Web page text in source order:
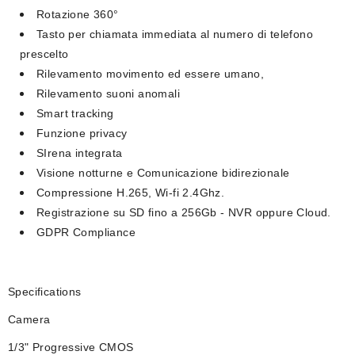
Rotazione 360°
Tasto per chiamata immediata al numero di telefono
prescelto
Rilevamento movimento ed essere umano,
Rilevamento suoni anomali
Smart tracking
Funzione privacy
SIrena integrata
Visione notturne e Comunicazione bidirezionale
Compressione H.265, Wi-fi 2.4Ghz.
Registrazione su SD fino a 256Gb - NVR oppure Cloud.
GDPR Compliance
Specifications
Camera
1/3" Progressive CMOS